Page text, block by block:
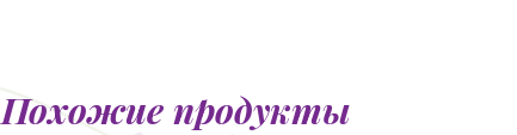
Похожие продукты